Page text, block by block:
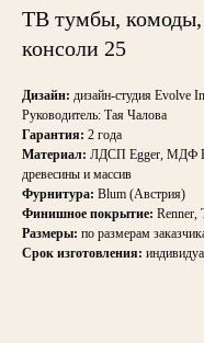
ТВ тумбы, комоды,
консоли 25
Дизайн: дизайн-студия Evolve
Руководитель: Тая Чалова
Гарантия: 2 года
Материал: ЛДСП Egger, МДФ
древесины и массив
Фурнитура: Blum (Австрия)
Финишное покрытие: Renner,
Размеры: по размерам
Срок изготовления: